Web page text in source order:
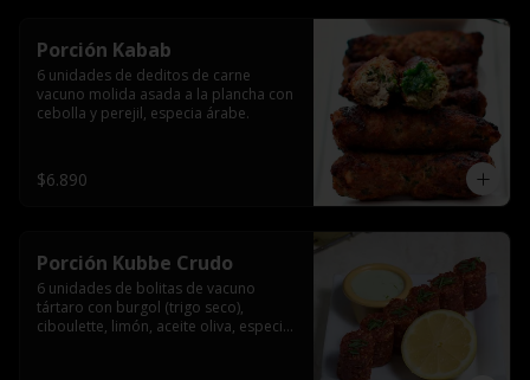
Porción Kabab
6 unidades de deditos de carne
vacuno molida asada a la plancha con
cebolla y perejil, especia árabe.
$6.890
Porción Kubbe Crudo
6 unidades de bolitas de vacuno
tártaro con burgol (trigo seco),
ciboulette, limón, aceite oliva, especia